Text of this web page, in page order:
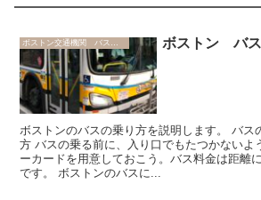
ボストン バ
ボストンのバスの乗り方を説明します。 バス
方 バスの乗る前に、入り口でもたつかないよ
ーカードを用意しておこう。バス料金は距離
です。 ボストンのバスに...